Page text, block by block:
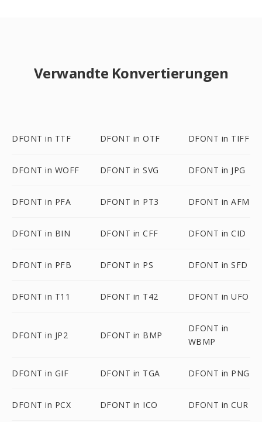
Verwandte Konvertierungen
DFONT in TTF DFONT in OTF DFONT in TIFF
DFONT in WOFF DFONT in SVG DFONT in JPG
DFONT in PFA DFONT in PT3 DFONT in AFM
DFONT in BIN DFONT in CFF DFONT in CID
DFONT in PFB DFONT in PS DFONT in SFD
DFONT in T11 DFONT in T42 DFONT in UFO
DFONT in JP2 DFONT in BMP
DFONT in
WBMP
DFONT in GIF DFONT in TGA DFONT in PNG
DFONT in PCX DFONT in ICO DFONT in CUR